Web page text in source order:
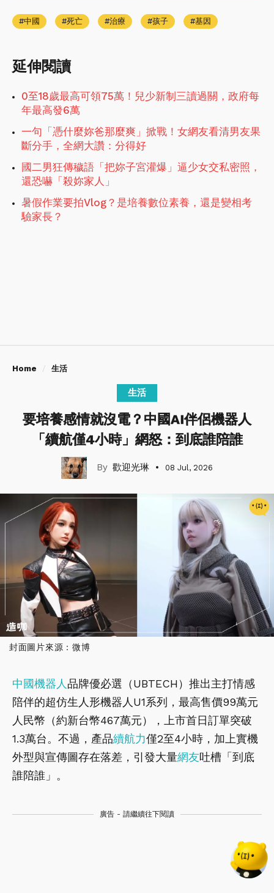
中國 死亡 治療 孩子 基因
延伸閱讀
0至18歲最高可領75萬！兒少新制三讀過關，政府每
年最高發6萬
一句「憑什麼妳爸那麼爽」掀戰！女網友看清男友果
斷分手，全網大讚：分得好
國二男狂傳穢語「把妳子宮灌爆」逼少女交私密照，
還恐嚇「殺妳家人」
暑假作業要拍Vlog？是培養數位素養，還是變相考
驗家長？
Home 生活
生活
要培養感情就沒電？中國AI伴侶機器人
「續航僅4小時」網怒：到底誰陪誰
歡迎光琳 08 Jul, 2026
封面圖片來源：微博
中國機器人品牌優必選（UBTECH）推出主打情感
陪伴的超仿生人形機器人U1系列，最高售價99萬元
人民幣（約新台幣467萬元），上市首日訂單突破
1.3萬台。不過，產品續航力僅2至4小時，加上實機
外型與宣傳圖存在落差，引發大量網友吐槽「到底
誰陪誰」。
廣告 - 請繼續往下閱讀